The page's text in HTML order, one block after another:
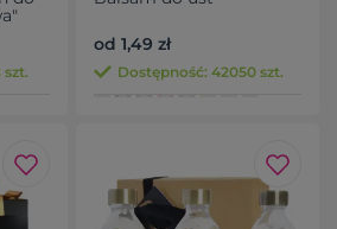
szt.
od 1,49 zł
Dostępność: 42050 szt.